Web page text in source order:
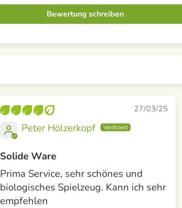
Bewertung schreiben
27/03/25
Peter Hölzerkopf
Solide Ware
Prima Service, sehr schönes und
biologisches Spielzeug. Kann ich sehr
empfehlen